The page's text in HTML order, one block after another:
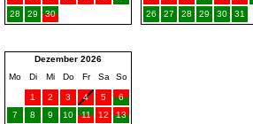
28
29 30
26
27 28 29 30 31
Dezember 2026
Mo
Di Mi Do Fr Sa So
1 2 3 4 5
6
7
8 9 10 11 12
13